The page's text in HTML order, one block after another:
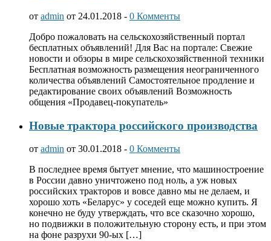
от admin от 24.01.2018 - 0 Комменты
Добро пожаловать на сельскохозяйственный портал
бесплатных объявлений! Для Вас на портале: Свежие
новости и обзоры в мире сельскохозяйственной техники
Бесплатная возможность размещения неограниченного
количества объявлений Самостоятельное продление и
редактирование своих объявлений Возможность
общения «Продавец-покупатель»
Новые трактора российского производства
от admin от 30.01.2018 - 0 Комменты
В последнее время бытует мнение, что машиностроение
в России давно уничтожено под ноль, а уж новых
российских тракторов и вовсе давно мы не делаем, и
хорошо хоть «Беларус» у соседей еще можно купить. Я
конечно не буду утверждать, что все сказочно хорошо,
но подвижки в положительную сторону есть, и при этом
на фоне разрухи 90-ых […]